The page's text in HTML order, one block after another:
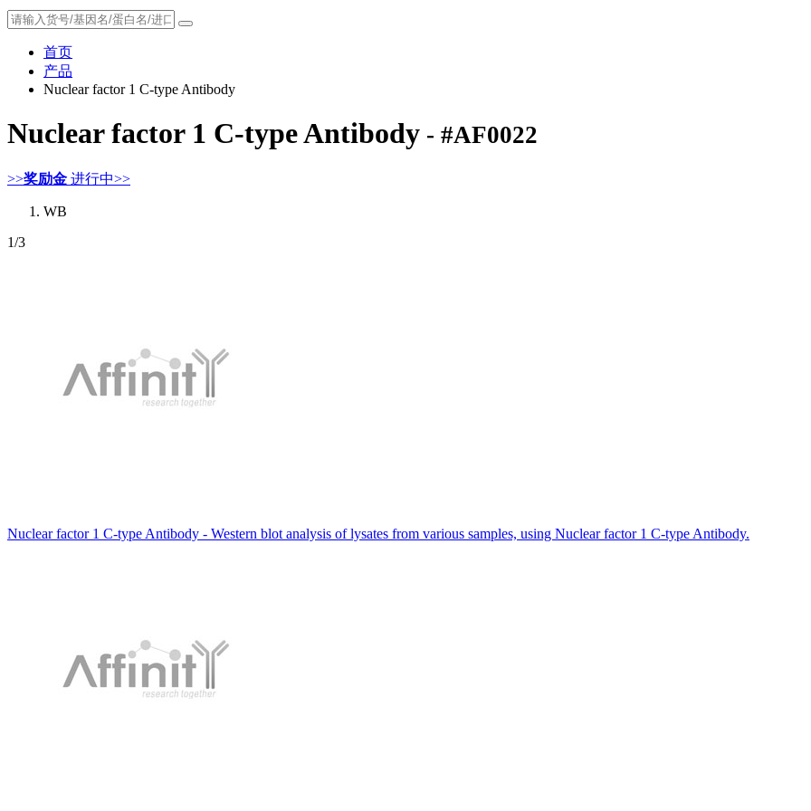
首页
产品
Nuclear factor 1 C-type Antibody
Nuclear factor 1 C-type Antibody - #AF0022
>>奖励金 进行中>>
WB
1/3
Nuclear factor 1 C-type Antibody - Western blot analysis of lysates from various samples, using Nuclear factor 1 C-type Antibody.